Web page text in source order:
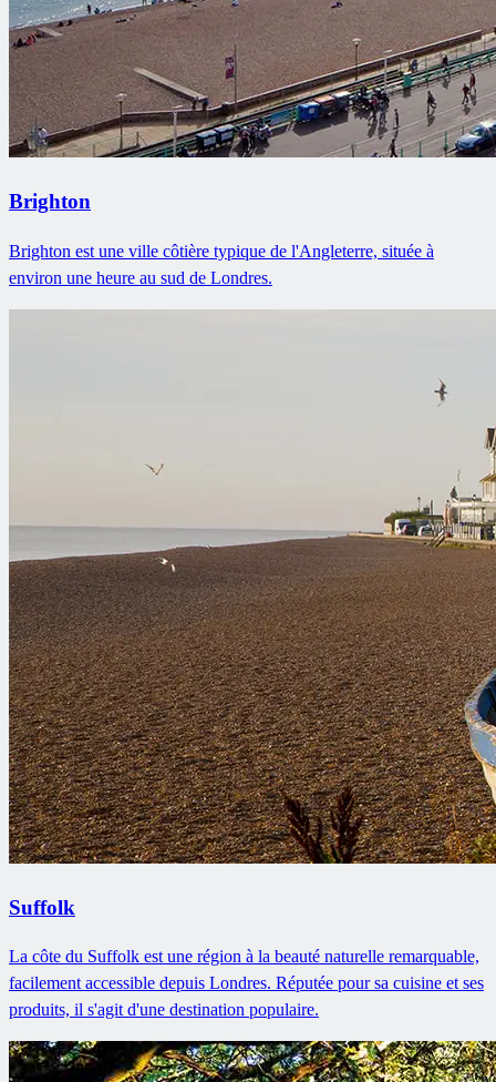
Brighton
Brighton est une ville côtière typique de l'Angleterre, située à
environ une heure au sud de Londres.
Suffolk
La côte du Suffolk est une région à la beauté naturelle remarquable,
facilement accessible depuis Londres. Réputée pour sa cuisine et ses
produits, il s'agit d'une destination populaire.